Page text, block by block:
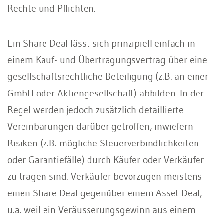
Rechte und Pflichten.
Ein Share Deal lässt sich prinzipiell einfach in
einem Kauf- und Übertragungsvertrag über eine
gesellschaftsrechtliche Beteiligung (z.B. an einer
GmbH oder Aktiengesellschaft) abbilden. In der
Regel werden jedoch zusätzlich detaillierte
Vereinbarungen darüber getroffen, inwiefern
Risiken (z.B. mögliche Steuerverbindlichkeiten
oder Garantiefälle) durch Käufer oder Verkäufer
zu tragen sind. Verkäufer bevorzugen meistens
einen Share Deal gegenüber einem Asset Deal,
u.a. weil ein Veräusserungsgewinn aus einem